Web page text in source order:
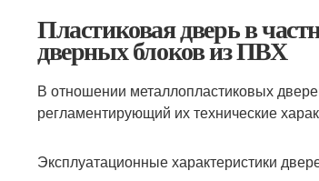
Пластиковая дверь в
дверных блоков из ПВХ
В отношении металлопластиковых
регламентирующий их технические
Эксплуатационные характеристики